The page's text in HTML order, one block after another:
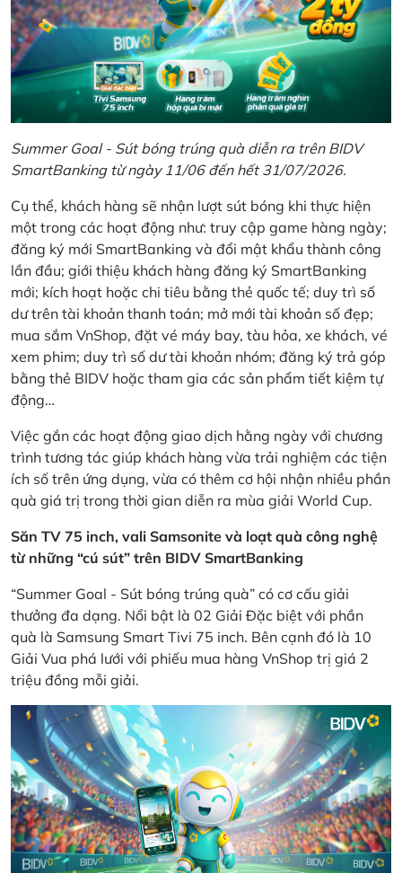
Summer Goal - Sút bóng trúng quà diễn ra trên BIDV
SmartBanking từ ngày 11/06 đến hết 31/07/2026.
Cụ thể, khách hàng sẽ nhận lượt sút bóng khi thực hiện
một trong các hoạt động như: truy cập game hàng ngày;
đăng ký mới SmartBanking và đổi mật khẩu thành công
lần đầu; giới thiệu khách hàng đăng ký SmartBanking
mới; kích hoạt hoặc chi tiêu bằng thẻ quốc tế; duy trì số
dư trên tài khoản thanh toán; mở mới tài khoản số đẹp;
mua sắm VnShop, đặt vé máy bay, tàu hỏa, xe khách, vé
xem phim; duy trì số dư tài khoản nhóm; đăng ký trả góp
bằng thẻ BIDV hoặc tham gia các sản phẩm tiết kiệm tự
động…
Việc gắn các hoạt động giao dịch hằng ngày với chương
trình tương tác giúp khách hàng vừa trải nghiệm các tiện
ích số trên ứng dụng, vừa có thêm cơ hội nhận nhiều phần
quà giá trị trong thời gian diễn ra mùa giải World Cup.
Săn TV 75 inch, vali Samsonite và loạt quà công nghệ
từ những “cú sút” trên BIDV SmartBanking
“Summer Goal - Sút bóng trúng quà” có cơ cấu giải
thưởng đa dạng. Nổi bật là 02 Giải Đặc biệt với phần
quà là Samsung Smart Tivi 75 inch. Bên cạnh đó là 10
Giải Vua phá lưới với phiếu mua hàng VnShop trị giá 2
triệu đồng mỗi giải.